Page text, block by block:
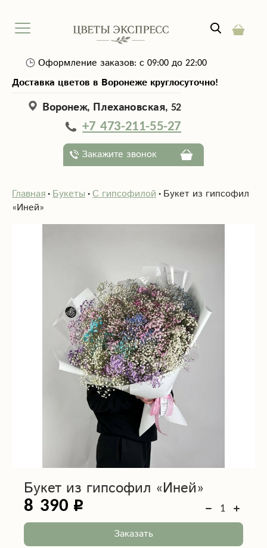
Оформление заказов: с 09:00 до 22:00
Доставка цветов в Воронеже круглосуточно!
Воронеж, Плехановская, 52
+7 473-211-55-27
Закажите звонок
Главная Букеты С гипсофилой Букет из гипсофил
«Иней»
Букет из гипсофил «Иней»
8 390
Заказать